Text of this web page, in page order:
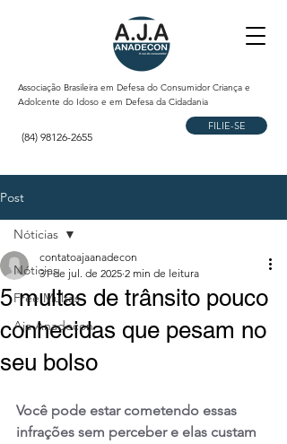
Associação Brasileira em Defesa do Consumidor Criança e
Adolcente do Idoso e em Defesa da Cidadania
(84) 98126-2655
FILIE-SE
Post
Nóticias
Free Multas
Aja Anadecon
Nóticias
5 multas de trânsito pouco
conhecidas que pesam no
seu bolso
contatoajaanadecon
31 de jul. de 2025 2 min de leitura
Você pode estar cometendo essas
infrações sem perceber e elas custam